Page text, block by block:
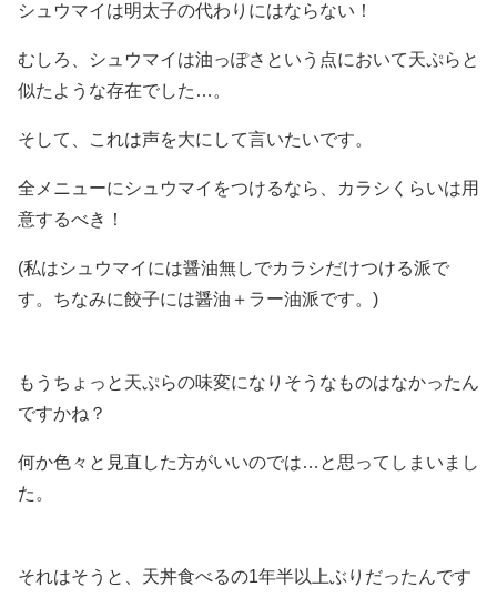
シュウマイは明太子の代わりにはならない！
むしろ、シュウマイは油っぽさという点において天ぷらと
似たような存在でした…。
そして、これは声を大にして言いたいです。
全メニューにシュウマイをつけるなら、カラシくらいは用
意するべき！
(私はシュウマイには醤油無しでカラシだけつける派で
す。ちなみに餃子には醤油＋ラー油派です。)
もうちょっと天ぷらの味変になりそうなものはなかったん
ですかね？
何か色々と見直した方がいいのでは…と思ってしまいまし
た。
それはそうと、天丼食べるの1年半以上ぶりだったんです